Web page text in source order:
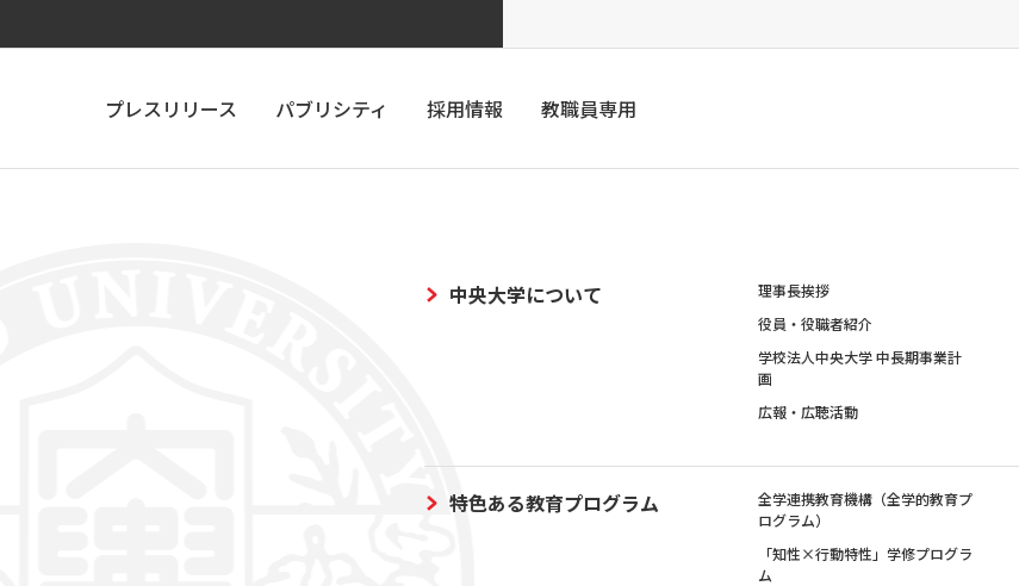
プレスリリース パブリシティ 採用情報 教職員専用
中央大学について 理事長挨拶
役員・役職者紹介
学校法人中央大学 中長期事業計
画
広報・広聴活動
特色ある教育プログラム
全学連携教育機構（全学的教育プ
ログラム）
「知性×行動特性」学修プログラ
ム